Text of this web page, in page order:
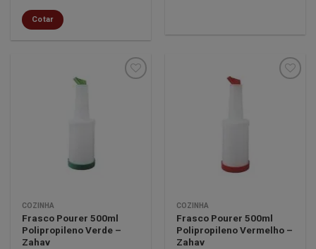
Cotar
COZINHA
Frasco Pourer 500ml
Polipropileno Verde –
Zahav
COZINHA
Frasco Pourer 500ml
Polipropileno Vermelho –
Zahav